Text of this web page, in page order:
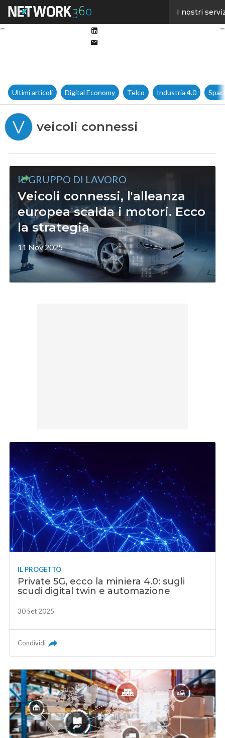
I nostri
Ultimi articoli Digital Economy Telco Industria 4.0
V veicoli connessi
IL GRUPPO DI LAVORO
Veicoli connessi, l'alleanza
europea scalda i motori. Ecco
la strategia
11 Nov 2025
IL PROGETTO
Private 5G, ecco la miniera 4.0: sugli
scudi digital twin e automazione
30 Set 2025
Condividi